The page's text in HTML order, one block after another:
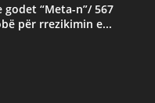
“Meta-n”/ 567
për rrezikimin e...